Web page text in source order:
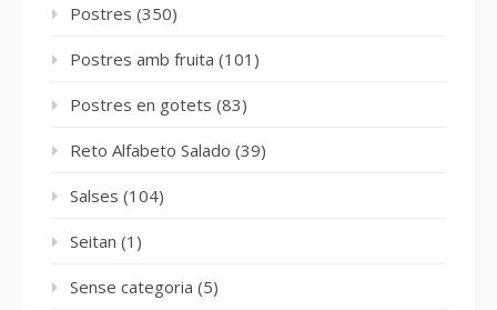
Postres (350)
Postres amb fruita (101)
Postres en gotets (83)
Reto Alfabeto Salado (39)
Salses (104)
Seitan (1)
Sense categoria (5)